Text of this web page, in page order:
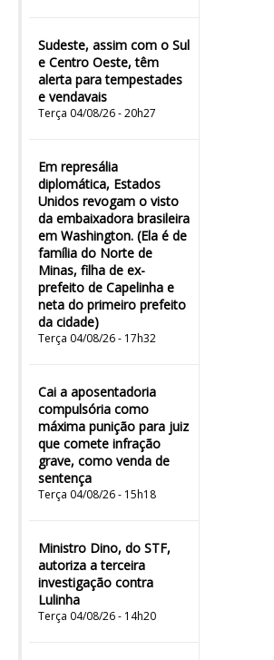
Sudeste, assim com o Sul
e Centro Oeste, têm
alerta para tempestades
e vendavais
Terça 04/08/26 - 20h27
Em represália
diplomática, Estados
Unidos revogam o visto
da embaixadora brasileira
em Washington. (Ela é de
família do Norte de
Minas, filha de ex-
prefeito de Capelinha e
neta do primeiro prefeito
da cidade)
Terça 04/08/26 - 17h32
Cai a aposentadoria
compulsória como
máxima punição para juiz
que comete infração
grave, como venda de
sentença
Terça 04/08/26 - 15h18
Ministro Dino, do STF,
autoriza a terceira
investigação contra
Lulinha
Terça 04/08/26 - 14h20